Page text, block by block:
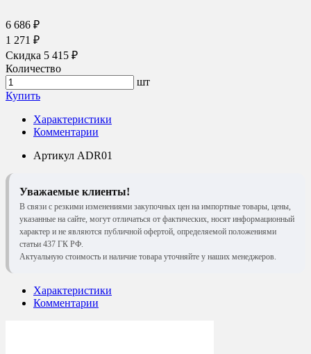
6 686 ₽
1 271 ₽
Скидка 5 415 ₽
Количество
шт
Купить
Характеристики
Комментарии
Артикул ADR01
Уважаемые клиенты!
В связи с резкими изменениями закупочных цен на импортные товары, цены,
указанные на сайте, могут отличаться от фактических, носят информационный
характер и не являются публичной офертой, определяемой положениями
статьи 437 ГК РФ.
Актуальную стоимость и наличие товара уточняйте у наших менеджеров.
Характеристики
Комментарии